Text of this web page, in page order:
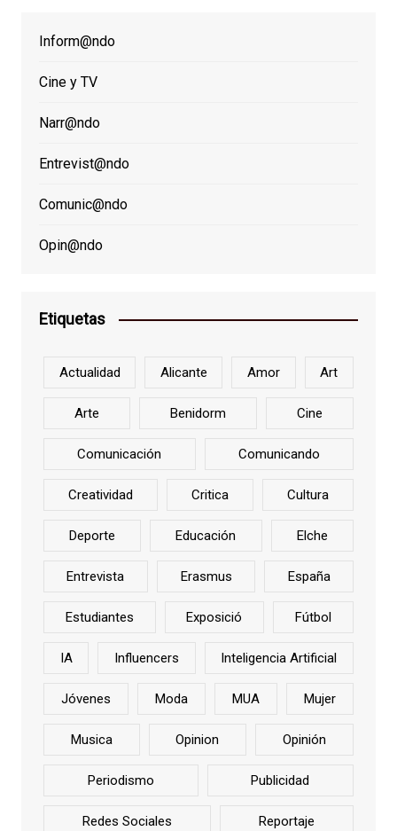
Inform@ndo
Cine y TV
Narr@ndo
Entrevist@ndo
Comunic@ndo
Opin@ndo
Etiquetas
Actualidad Alicante Amor Art
Arte Benidorm Cine
Comunicación Comunicando
Creatividad Critica Cultura
Deporte Educación Elche
Entrevista Erasmus España
Estudiantes Exposició Fútbol
IA Influencers Inteligencia Artificial
Jóvenes Moda MUA Mujer
Musica Opinion Opinión
Periodismo Publicidad
Redes Sociales Reportaje